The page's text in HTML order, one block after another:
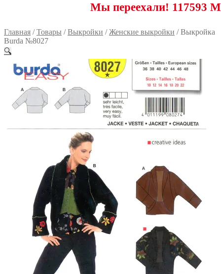
Мы переехали! 117593 Москва,
Главная /Товары /Выкройки /Женские выкройки /Выкройка
Burda №8027
🔍